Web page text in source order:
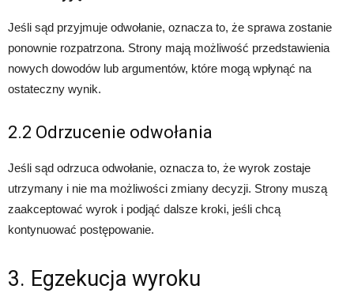
Jeśli sąd przyjmuje odwołanie, oznacza to, że sprawa zostanie
ponownie rozpatrzona. Strony mają możliwość przedstawienia
nowych dowodów lub argumentów, które mogą wpłynąć na
ostateczny wynik.
2.2 Odrzucenie odwołania
Jeśli sąd odrzuca odwołanie, oznacza to, że wyrok zostaje
utrzymany i nie ma możliwości zmiany decyzji. Strony muszą
zaakceptować wyrok i podjąć dalsze kroki, jeśli chcą
kontynuować postępowanie.
3. Egzekucja wyroku